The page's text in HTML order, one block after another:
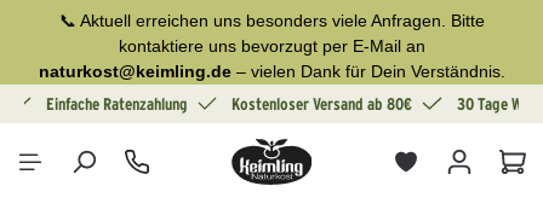
springen
📞 Aktuell erreichen uns besonders viele Anfragen. Bitte
kontaktiere uns bevorzugt per E-Mail an
naturkost@keimling.de– vielen Dank für Dein Verständnis.
Einfache Ratenzahlung Kostenloser Versand ab 80€ 30 Tage